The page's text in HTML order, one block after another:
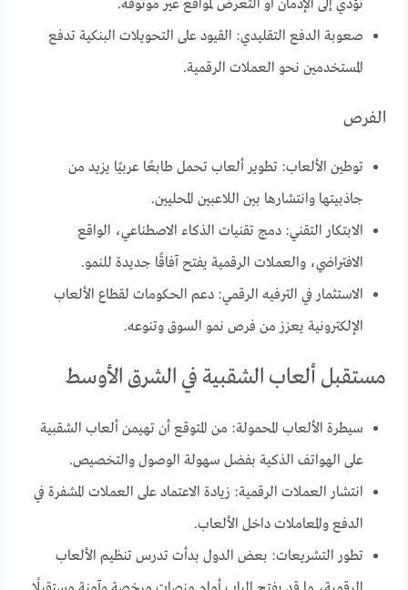
تؤدي إلى الإدمان أو التعرض لمواقع غير موثوقة.
صعوبة الدفع التقليدي: القيود على التحويلات البنكية تدفع
المستخدمين نحو العملات الرقمية.
الفرص
توطين الألعاب: تطوير ألعاب تحمل طابعًا عربيًا يزيد من
جاذبيتها وانتشارها بين اللاعبين المحليين.
الابتكار التقني: دمج تقنيات الذكاء الاصطناعي، الواقع
الافتراضي، والعملات الرقمية يفتح آفاقًا جديدة للنمو.
الاستثمار في الترفيه الرقمي: دعم الحكومات لقطاع الألعاب
الإلكترونية يعزز من فرص نمو السوق وتنوعه.
مستقبل ألعاب الشقبية في الشرق الأوسط
سيطرة الألعاب المحمولة: من المتوقع أن تهيمن ألعاب الشقبية
على الهواتف الذكية بفضل سهولة الوصول والتخصيص.
انتشار العملات الرقمية: زيادة الاعتماد على العملات المشفرة في
الدفع والمعاملات داخل الألعاب.
تطور التشريعات: بعض الدول بدأت تدرس تنظيم الألعاب